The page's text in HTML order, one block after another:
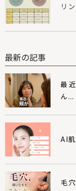
リ
最新の記事
最
ん...
AI
毛